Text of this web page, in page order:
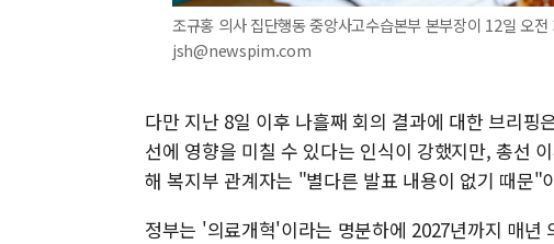
조규홍 의사 집단행동 중앙사고수습본부 본부장이 12일 오
jsh@newspim.com
다만 지난 8일 이후 나흘째 회의 결과에 대한 브리
선에 영향을 미칠 수 있다는 인식이 강했지만, 총선
해 복지부 관계자는 "별다른 발표 내용이 없기 때문"
정부는 '의료개혁'이라는 명분하에 2027년까지 매년